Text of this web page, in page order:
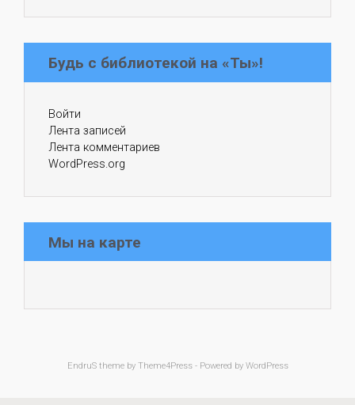
Будь с библиотекой на «Ты»!
Войти
Лента записей
Лента комментариев
WordPress.org
Мы на карте
EndruStheme by Theme4Press - Powered by WordPress